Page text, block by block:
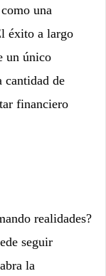
una
éxito a largo
un único
cantidad de
financiero
realidades?
seguir
la